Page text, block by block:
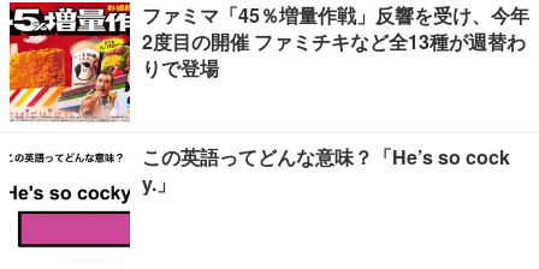
ファミマ「45％増量作戦」反響を受け、今年
2度目の開催 ファミチキなど全13種が週替わ
りで登場
この英語ってどんな意味？「He’s so cock
y.」